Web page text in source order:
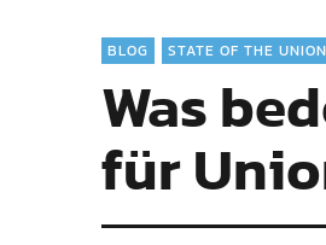
BLOG STATE OF THE UNION
Was
für